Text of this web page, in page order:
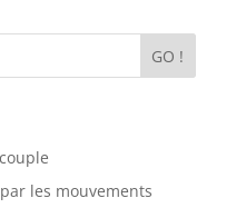
GO !
les mouvements